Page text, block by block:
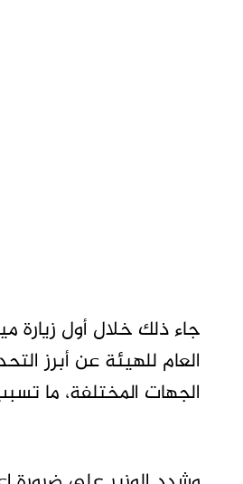
جاء ذلك خلال أول زيارة
العام للهيئة عن أبرز
الجهات المختلفة، ما